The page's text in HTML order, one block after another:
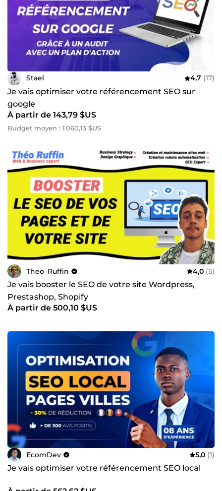
Stael 4,7 (17)
Je vais optimiser votre référencement SEO sur
google
À partir de 143,79 $US
Budget moyen : 1 060,13 $US
Theo_Ruffin 4,0 (5)
Je vais booster le SEO de votre site Wordpress,
Prestashop, Shopify
À partir de 500,10 $US
EcomDev 5,0 (1)
Je vais optimiser votre référencement SEO local